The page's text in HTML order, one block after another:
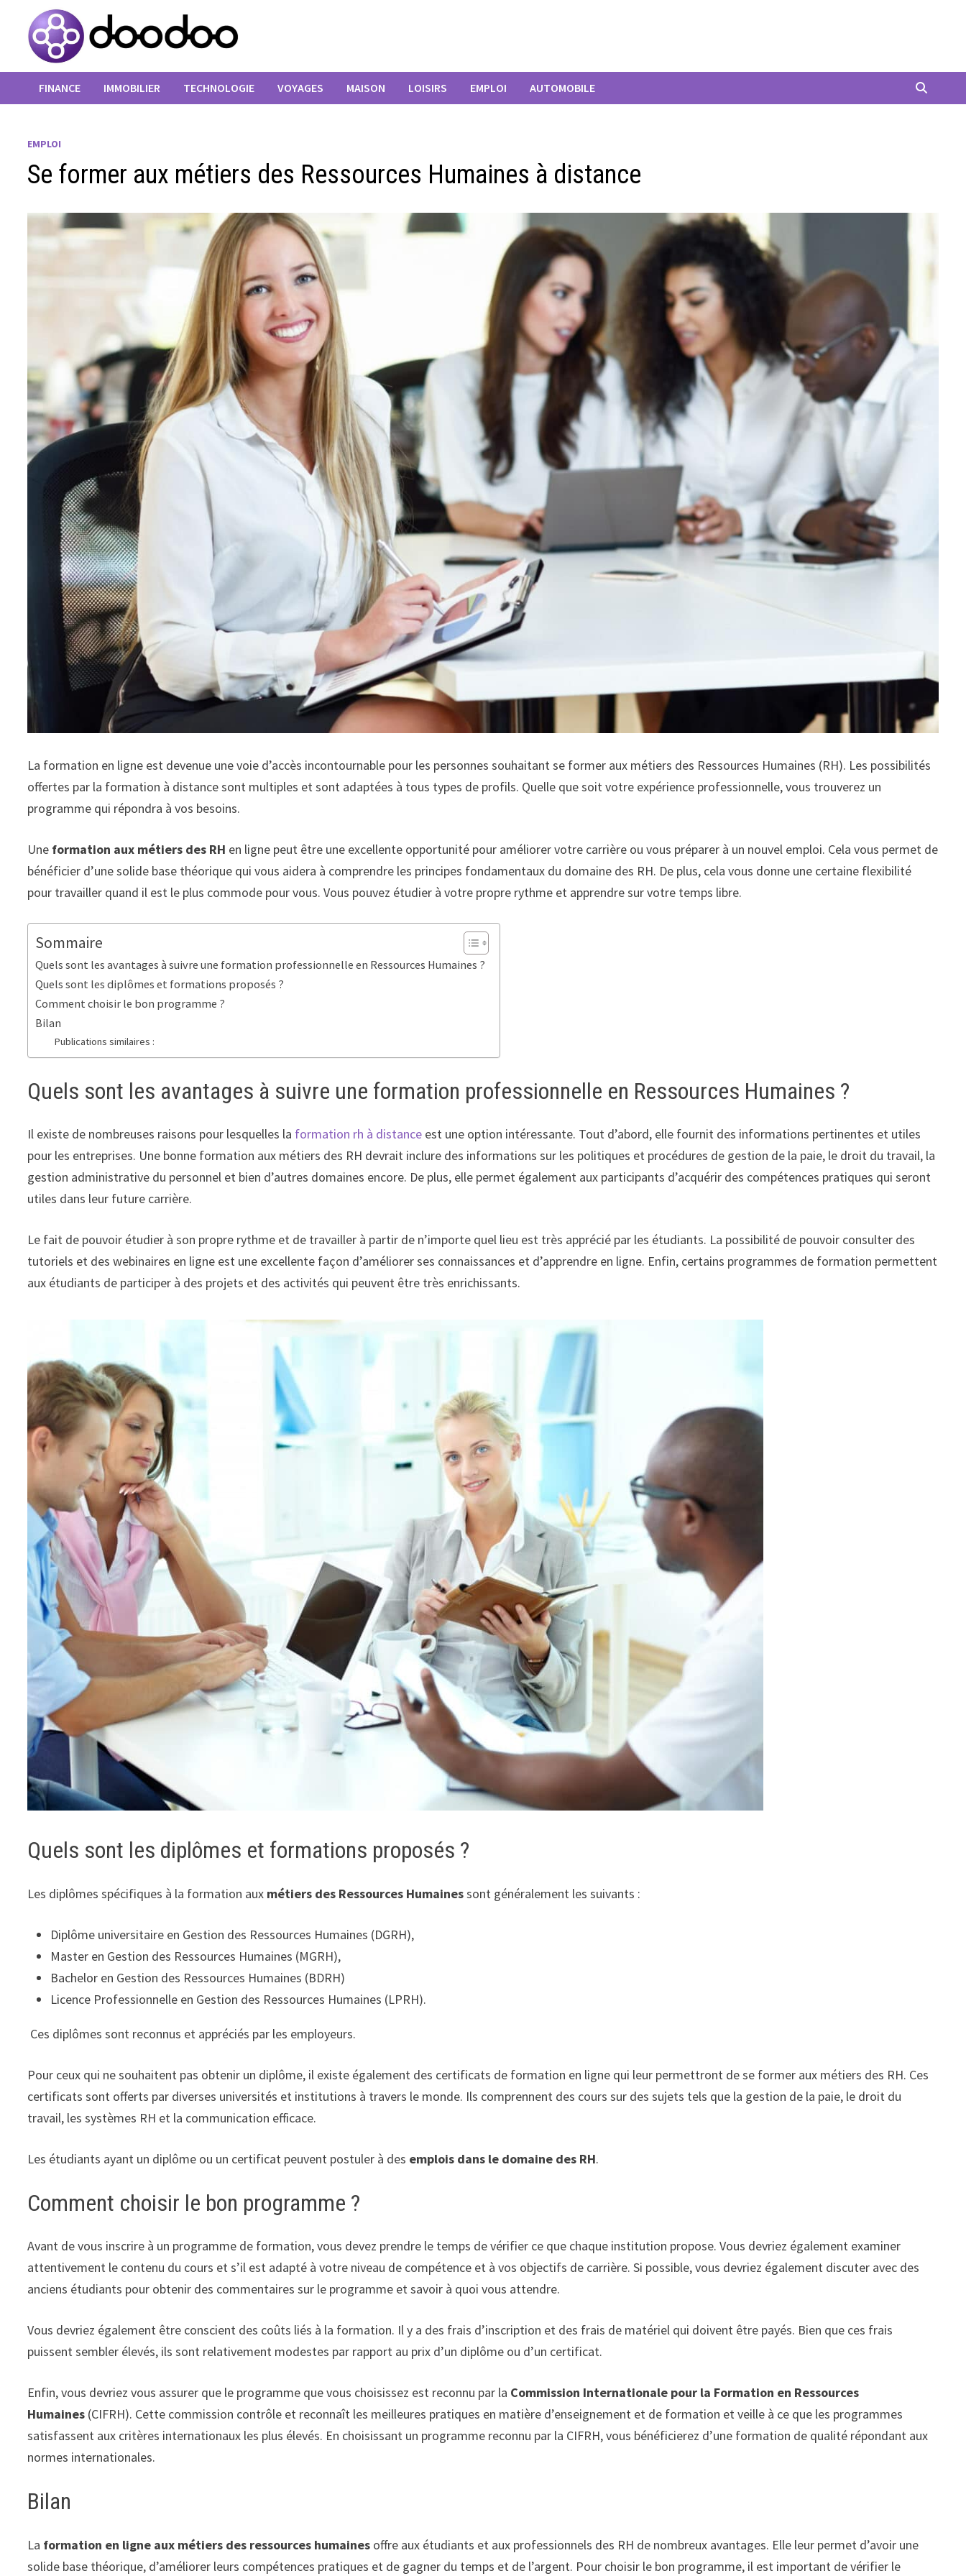
contenu
FINANCE IMMOBILIER TECHNOLOGIE VOYAGES MAISON LOISIRS EMPLOI AUTOMOBILE
EMPLOI
Se former aux métiers des Ressources Humaines à distance
La formation en ligne est devenue une voie d’accès incontournable pour les personnes souhaitant se former aux métiers des Ressources Humaines (RH). Les possibilités
offertes par la formation à distance sont multiples et sont adaptées à tous types de profils. Quelle que soit votre expérience professionnelle, vous trouverez un
programme qui répondra à vos besoins.
Une formation aux métiers des RH en ligne peut être une excellente opportunité pour améliorer votre carrière ou vous préparer à un nouvel emploi. Cela vous permet de
bénéficier d’une solide base théorique qui vous aidera à comprendre les principes fondamentaux du domaine des RH. De plus, cela vous donne une certaine flexibilité
pour travailler quand il est le plus commode pour vous. Vous pouvez étudier à votre propre rythme et apprendre sur votre temps libre.
Sommaire
Quels sont les avantages à suivre une formation professionnelle en Ressources Humaines ?
Quels sont les diplômes et formations proposés ?
Comment choisir le bon programme ?
Bilan
Publications similaires :
Quels sont les avantages à suivre une formation professionnelle en Ressources Humaines ?
Il existe de nombreuses raisons pour lesquelles la formation rh à distance est une option intéressante. Tout d’abord, elle fournit des informations pertinentes et utiles
pour les entreprises. Une bonne formation aux métiers des RH devrait inclure des informations sur les politiques et procédures de gestion de la paie, le droit du travail, la
gestion administrative du personnel et bien d’autres domaines encore. De plus, elle permet également aux participants d’acquérir des compétences pratiques qui seront
utiles dans leur future carrière.
Le fait de pouvoir étudier à son propre rythme et de travailler à partir de n’importe quel lieu est très apprécié par les étudiants. La possibilité de pouvoir consulter des
tutoriels et des webinaires en ligne est une excellente façon d’améliorer ses connaissances et d’apprendre en ligne. Enfin, certains programmes de formation permettent
aux étudiants de participer à des projets et des activités qui peuvent être très enrichissants.
Quels sont les diplômes et formations proposés ?
Les diplômes spécifiques à la formation aux métiers des Ressources Humainessont généralement les suivants :
Diplôme universitaire en Gestion des Ressources Humaines (DGRH),
Master en Gestion des Ressources Humaines (MGRH),
Bachelor en Gestion des Ressources Humaines (BDRH)
Licence Professionnelle en Gestion des Ressources Humaines (LPRH).
Ces diplômes sont reconnus et appréciés par les employeurs.
Pour ceux qui ne souhaitent pas obtenir un diplôme, il existe également des certificats de formation en ligne qui leur permettront de se former aux métiers des RH. Ces
certificats sont offerts par diverses universités et institutions à travers le monde. Ils comprennent des cours sur des sujets tels que la gestion de la paie, le droit du
travail, les systèmes RH et la communication efficace.
Les étudiants ayant un diplôme ou un certificat peuvent postuler à des emplois dans le domaine des RH.
Comment choisir le bon programme ?
Avant de vous inscrire à un programme de formation, vous devez prendre le temps de vérifier ce que chaque institution propose. Vous devriez également examiner
attentivement le contenu du cours et s’il est adapté à votre niveau de compétence et à vos objectifs de carrière. Si possible, vous devriez également discuter avec des
anciens étudiants pour obtenir des commentaires sur le programme et savoir à quoi vous attendre.
Vous devriez également être conscient des coûts liés à la formation. Il y a des frais d’inscription et des frais de matériel qui doivent être payés. Bien que ces frais
puissent sembler élevés, ils sont relativement modestes par rapport au prix d’un diplôme ou d’un certificat.
Enfin, vous devriez vous assurer que le programme que vous choisissez est reconnu par la Commission Internationale pour la Formation en Ressources
Humaines (CIFRH). Cette commission contrôle et reconnaît les meilleures pratiques en matière d’enseignement et de formation et veille à ce que les programmes
satisfassent aux critères internationaux les plus élevés. En choisissant un programme reconnu par la CIFRH, vous bénéficierez d’une formation de qualité répondant aux
normes internationales.
Bilan
La formation en ligne aux métiers des ressources humaines offre aux étudiants et aux professionnels des RH de nombreux avantages. Elle leur permet d’avoir une
solide base théorique, d’améliorer leurs compétences pratiques et de gagner du temps et de l’argent. Pour choisir le bon programme, il est important de vérifier le